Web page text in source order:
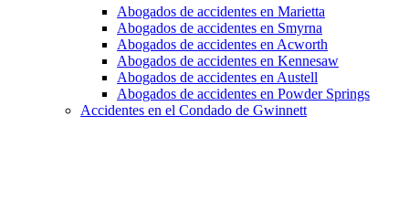
Abogados de accidentes en Marietta
Abogados de accidentes en Smyrna
Abogados de accidentes en Acworth
Abogados de accidentes en Kennesaw
Abogados de accidentes en Austell
Abogados de accidentes en Powder Springs
Accidentes en el Condado de Gwinnett